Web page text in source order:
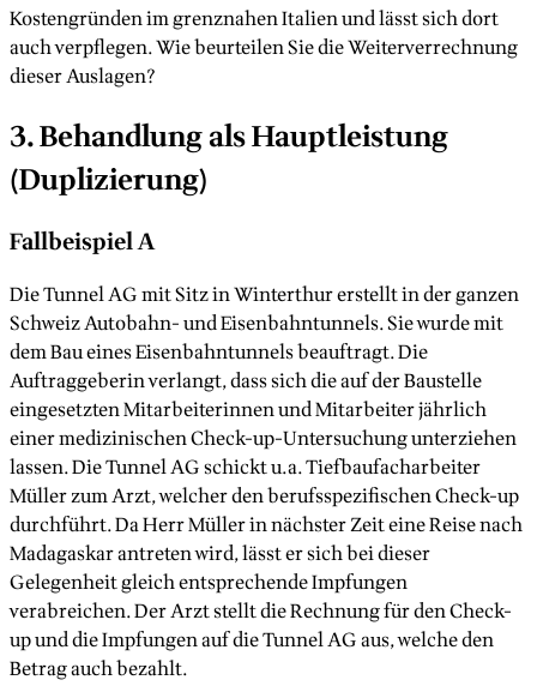
Kostengründen im grenznahen Italien und lässt sich dort
auch verpflegen. Wie beurteilen Sie die Weiterverrechnung
dieser Auslagen?
3. Behandlung als Hauptleistung
(Duplizierung)
Fallbeispiel A
Die Tunnel AG mit Sitz in Winterthur erstellt in der ganzen
Schweiz Autobahn- und Eisenbahntunnels. Sie wurde mit
dem Bau eines Eisenbahntunnels beauftragt. Die
Auftraggeberin verlangt, dass sich die auf der Baustelle
eingesetzten Mitarbeiterinnen und Mitarbeiter jährlich
einer medizinischen Check-up-Untersuchung unterziehen
lassen. Die Tunnel AG schickt u.a. Tiefbaufacharbeiter
Müller zum Arzt, welcher den berufsspezifischen Check-up
durchführt. Da Herr Müller in nächster Zeit eine Reise nach
Madagaskar antreten wird, lässt er sich bei dieser
Gelegenheit gleich entsprechende Impfungen
verabreichen. Der Arzt stellt die Rechnung für den Check-
up und die Impfungen auf die Tunnel AG aus, welche den
Betrag auch bezahlt.